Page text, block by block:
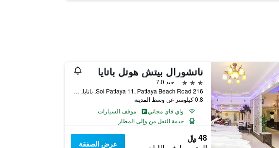
ناتشورال بيتش هوتل باتايا
3 نجوم
جيد 7.0
216 Soi Pattaya 11, Pattaya Beach Road, باتايا, تايلاند
0.8 كيلومتر عن وسط المدينة
واي فاي مجاني
موقف السيارات
خدمة النقل من وإلى المطار
48 ﷼
عرض الصفقة